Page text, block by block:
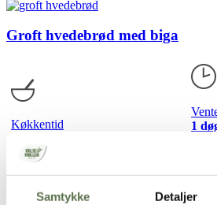
Samtykke Detaljer
Groft hvedebrød med biga
Køkkentid
1